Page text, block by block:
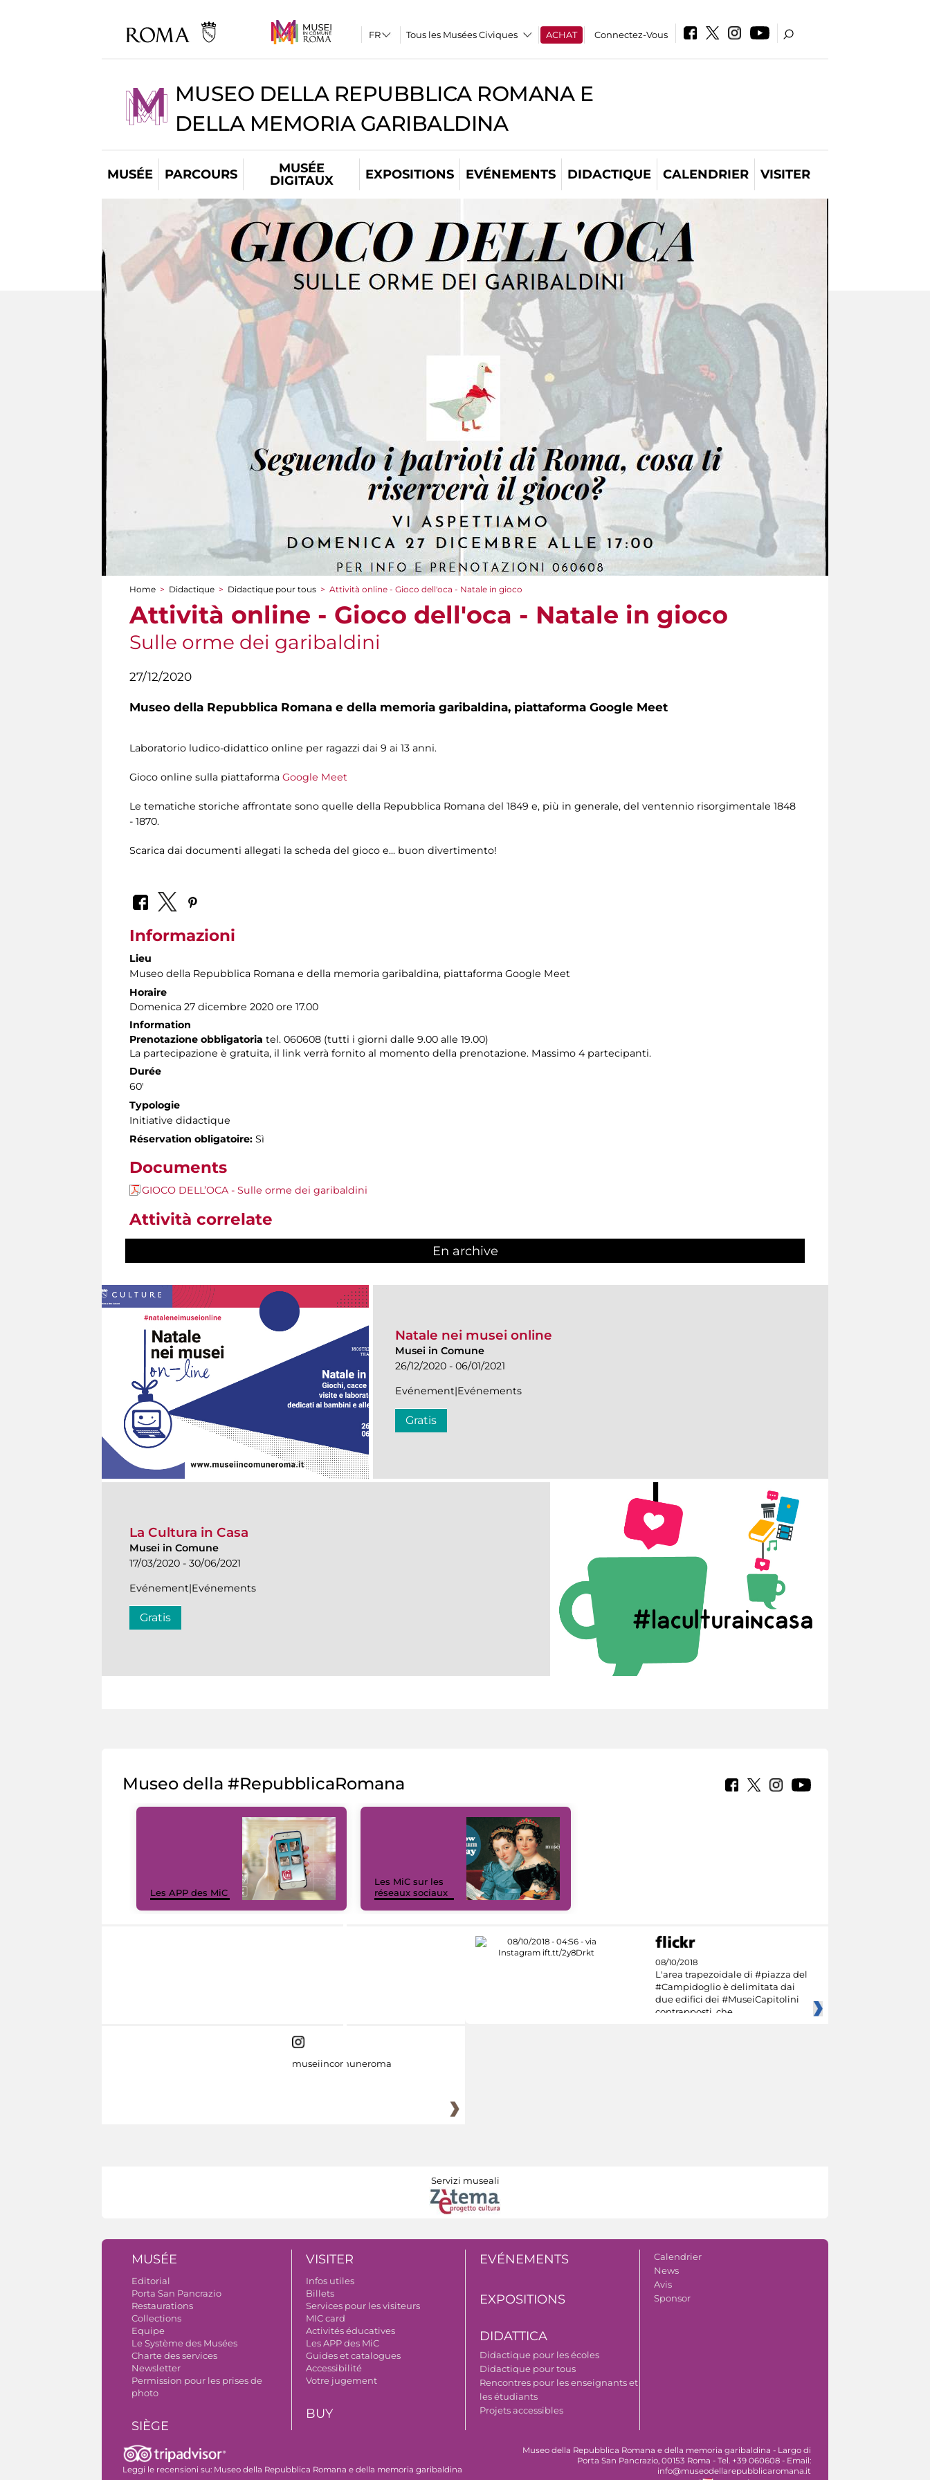
Tous les Musées Civiques ACHAT Connectez-Vous
MUSEO DELLA REPUBBLICA ROMANA E
DELLA MEMORIA GARIBALDINA
MUSÉE PARCOURS
MUSÉE
DIGITAUX
EXPOSITIONS EVÉNEMENTS DIDACTIQUE CALENDRIER VISITER
You are here
Home > Didactique > Didactique pour tous > Attività online - Gioco dell'oca - Natale in gioco
Attività online - Gioco dell'oca - Natale in gioco
Sulle orme dei garibaldini
27/12/2020
Museo della Repubblica Romana e della memoria garibaldina, piattaforma Google Meet
Laboratorio ludico-didattico online per ragazzi dai 9 ai 13 anni.
Gioco online sulla piattaforma Google Meet
Le tematiche storiche affrontate sono quelle della Repubblica Romana del 1849 e, più in generale, del ventennio risorgimentale 1848
- 1870.
Scarica dai documenti allegati la scheda del gioco e... buon divertimento!
Informazioni
Lieu
Museo della Repubblica Romana e della memoria garibaldina, piattaforma Google Meet
Horaire
Domenica 27 dicembre 2020 ore 17.00
Information
Prenotazione obbligatoria tel. 060608 (tutti i giorni dalle 9.00 alle 19.00)
La partecipazione è gratuita, il link verrà fornito al momento della prenotazione. Massimo 4 partecipanti.
Durée
60'
Typologie
Initiative didactique
Réservation obligatoire: Sì
Documents
GIOCO DELL’OCA - Sulle orme dei garibaldini
Attività correlate
En archive
Natale nei musei online
Musei in Comune
26/12/2020 - 06/01/2021
Evénement|Evénements
Gratis
La Cultura in Casa
Musei in Comune
17/03/2020 - 30/06/2021
Evénement|Evénements
Gratis
Museo della #RepubblicaRomana
Les APP des MiC
Les MiC sur les
réseaux sociaux
08/10/2018
L'area trapezoidale di #piazza del
#Campidoglio è delimitata dai
due edifici dei #MuseiCapitolini
contrapposti, che
museiincomuneroma
Servizi museali
MUSÉE
Editorial
Porta San Pancrazio
Restaurations
Collections
Equipe
Le Système des Musées
Charte des services
Newsletter
Permission pour les prises de
photo
SIÈGE
Le complexe monumental
VISITER
Infos utiles
Billets
Services pour les visiteurs
MIC card
Activités éducatives
Les APP des MiC
Guides et catalogues
Accessibilité
Votre jugement
BUY
EVÉNEMENTS
EXPOSITIONS
DIDATTICA
Didactique pour les écoles
Didactique pour tous
Rencontres pour les enseignants et
les étudiants
Projets accessibles
Calendrier
News
Avis
Sponsor
Leggi le recensioni su: Museo della Repubblica Romana e della memoria garibaldina
Museo della Repubblica Romana e della memoria garibaldina - Largo di
Porta San Pancrazio, 00153 Roma - Tel. +39 060608 - Email:
info@museodellarepubblicaromana.it